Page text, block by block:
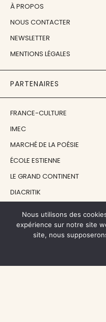
À PROPOS
NOUS CONTACTER
NEWSLETTER
MENTIONS LÉGALES
PARTENAIRES
FRANCE-CULTURE
IMEC
MARCHÉ DE LA POÉSIE
ÉCOLE ESTIENNE
LE GRAND CONTINENT
DIACRITIK
NOS SOUTIENS
CENTRE NATIONAL DU LIVRE
Nous utilisons des
expérience sur notre site
site, nous